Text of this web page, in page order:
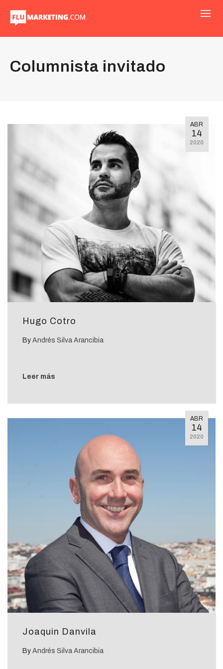
Columnista invitado
ABR
14
2020
Hugo Cotro
By Andrés Silva Arancibia
Leer más
ABR
14
2020
Joaquin Danvila
By Andrés Silva Arancibia